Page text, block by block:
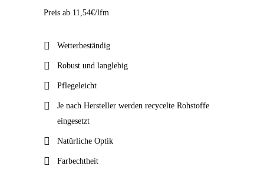
TERRASSENDIELEN-
FEINGERILLT-X4
TERASSENHOLZ
WPC
Preis ab 11,54€/lfm
Wetterbeständig
Robust und langlebig
Pflegeleicht
Je nach Hersteller werden recycelte Rohstoffe
eingesetzt
Natürliche Optik
Farbechtheit